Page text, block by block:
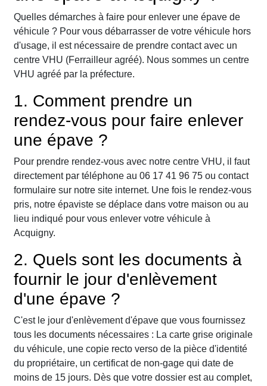
Quelles démarches à faire pour enlever une épave de
véhicule ? Pour vous débarrasser de votre véhicule hors
d'usage, il est nécessaire de prendre contact avec un
centre VHU (Ferrailleur agréé). Nous sommes un centre
VHU agréé par la préfecture.
1. Comment prendre un
rendez-vous pour faire enlever
une épave ?
Pour prendre rendez-vous avec notre centre VHU, il faut
directement par téléphone au 06 17 41 96 75 ou contact
formulaire sur notre site internet. Une fois le rendez-vous
pris, notre épaviste se déplace dans votre maison ou au
lieu indiqué pour vous enlever votre véhicule à
Acquigny.
2. Quels sont les documents à
fournir le jour d'enlèvement
d'une épave ?
C'est le jour d'enlèvement d'épave que vous fournissez
tous les documents nécessaires : La carte grise originale
du véhicule, une copie recto verso de la pièce d'identité
du propriétaire, un certificat de non-gage qui date de
moins de 15 jours. Dès que votre dossier est au complet,